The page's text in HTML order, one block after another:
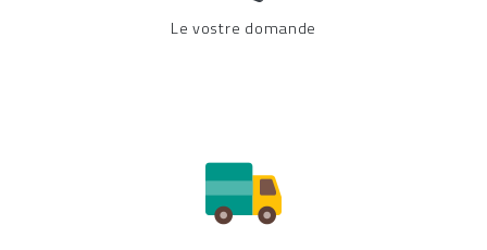
Le vostre domande